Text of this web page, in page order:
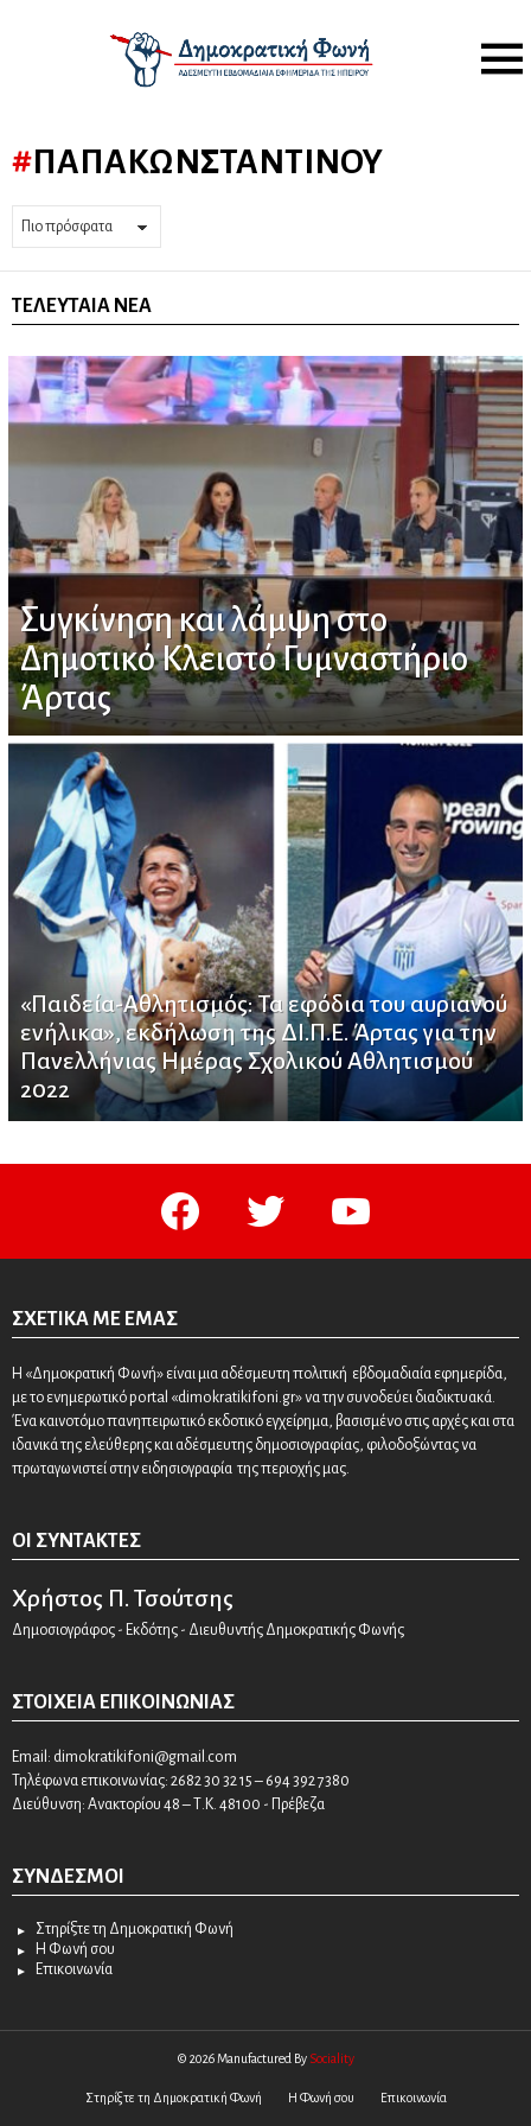
Menu
ΠΑΠΑΚΩΝΣΤΑΝΤΊΝΟΥ
ΤΕΛΕΥΤΑΊΑ ΝΈΑ
Συγκίνηση και λάμψη στο
Δημοτικό Κλειστό Γυμναστήριο
Άρτας
«Παιδεία-Αθλητισμός: Τα εφόδια του αυριανού
ενήλικα», εκδήλωση της ΔΙ.Π.Ε. Άρτας για την
Πανελλήνιας Ημέρας Σχολικού Αθλητισμού
2022
facebook twitter youtube
ΣΧΕΤΙΚΆ ΜΕ ΕΜΆΣ
Η «Δημοκρατική Φωνή» είναι μια αδέσμευτη πολιτική εβδομαδιαία εφημερίδα,
με το ενημερωτικό portal «dimokratikifoni.gr» να την συνοδεύει διαδικτυακά.
Ένα καινοτόμο πανηπειρωτικό εκδοτικό εγχείρημα, βασισμένο στις αρχές και στα
ιδανικά της ελεύθερης και αδέσμευτης δημοσιογραφίας, φιλοδοξώντας να
πρωταγωνιστεί στην ειδησιογραφία της περιοχής μας.
ΟΙ ΣΥΝΤΆΚΤΕΣ
Χρήστος Π. Τσούτσης
Δημοσιογράφος - Εκδότης - Διευθυντής Δημοκρατικής Φωνής
ΣΤΟΙΧΕΊΑ ΕΠΙΚΟΙΝΩΝΊΑΣ
Email: dimokratikifoni@gmail.com
Τηλέφωνα επικοινωνίας: 2682 30 32 15 – 694 392 7380
Διεύθυνση: Ανακτορίου 48 – Τ.Κ. 48100 - Πρέβεζα
ΣΎΝΔΕΣΜΟΙ
Στηρίξτε τη Δημοκρατική Φωνή
Η Φωνή σου
Επικοινωνία
© 2026 Manufactured By Sociality
Στηρίξτε τη Δημοκρατική Φωνή Η Φωνή σου Επικοινωνία